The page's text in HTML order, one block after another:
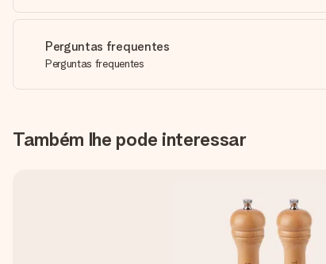
Perguntas frequentes
Perguntas frequentes
Também lhe pode interessar